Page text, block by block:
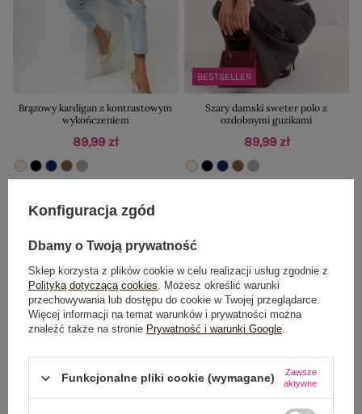
Brązowy kardigan z kontrastowym
wykończeniem
89,99 zł
BESTSELLER
Szary damski sweter polo z
ozdobnymi guzikami
89,99 zł
BESTSELLER
Nowość
BESTSELLER
Konfiguracja zgód
Dbamy o Twoją prywatność
Sklep korzysta z plików cookie w celu realizacji usług zgodnie z
Polityką dotyczącą cookies. Możesz określić warunki
przechowywania lub dostępu do cookie w Twojej przeglądarce.
Więcej informacji na temat warunków i prywatności można
znaleźć także na stronie Prywatność i warunki Google.
Funkcjonalne pliki cookie (wymagane)
Zawsze
aktywne